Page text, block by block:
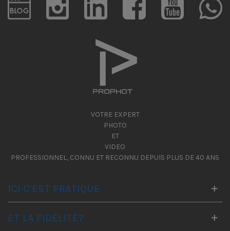
VOTRE EXPERT
PHOTO
ET
VIDEO
PROFESSIONNEL, CONNU ET RECONNU DEPUIS PLUS DE 40 ANS
ICI C'EST PRATIQUE
ET LA FIDÉLITÉ?